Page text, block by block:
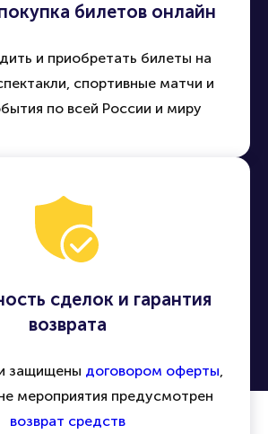
билетов онлайн
и приобретать билеты на
спортивные матчи и
по всей России и миру
сделок и гарантия
возврата
защищены договором оферты,
мероприятия предусмотрен
возврат средств